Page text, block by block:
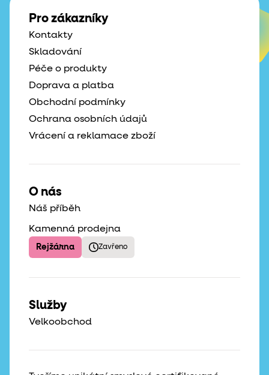
Pro zákazníky
Kontakty
Skladování
Péče o produkty
Doprava a platba
Obchodní podmínky
Ochrana osobních údajů
Vrácení a reklamace zboží
O nás
Náš příběh
Kamenná prodejna
Rejžárna Zavřeno
Služby
Velkoobchod